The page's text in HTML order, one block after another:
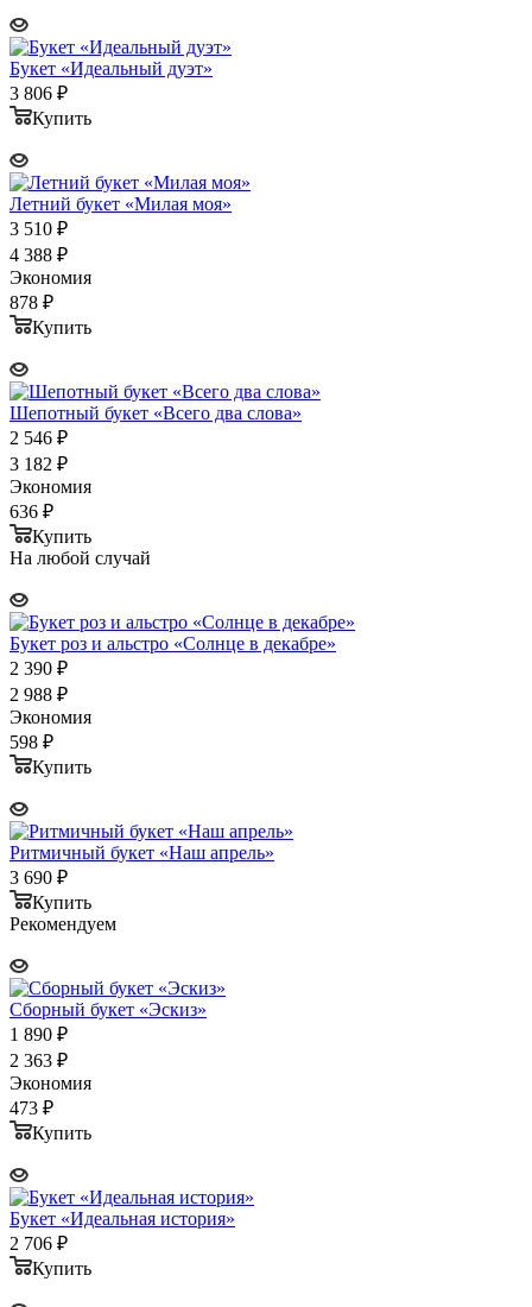
Букет «Идеальный дуэт»
3 806 ₽
Купить
Летний букет «Милая моя»
3 510 ₽
4 388 ₽
Экономия
878 ₽
Купить
Шепотный букет «Всего два слова»
2 546 ₽
3 182 ₽
Экономия
636 ₽
Купить
На любой случай
Букет роз и альстро «Солнце в декабре»
2 390 ₽
2 988 ₽
Экономия
598 ₽
Купить
Ритмичный букет «Наш апрель»
3 690 ₽
Купить
Рекомендуем
Сборный букет «Эскиз»
1 890 ₽
2 363 ₽
Экономия
473 ₽
Купить
Букет «Идеальная история»
2 706 ₽
Купить